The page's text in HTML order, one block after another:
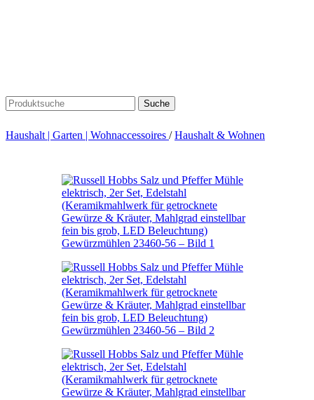
Suche
Haushalt | Garten | Wohnaccessoires / Haushalt & Wohnen